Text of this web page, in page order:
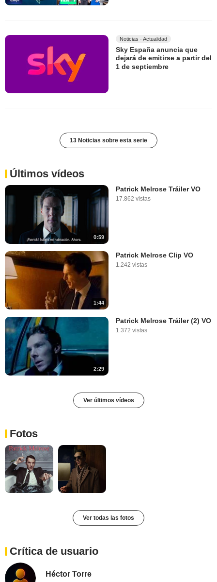
Noticias - Actualidad
Sky España anuncia que
dejará de emitirse a partir del
1 de septiembre
13 Noticias sobre esta serie
Últimos vídeos
0:59
Patrick Melrose Tráiler VO
17.862 vistas
1:44
Patrick Melrose Clip VO
1.242 vistas
2:29
Patrick Melrose Tráiler (2) VO
1.372 vistas
Ver últimos vídeos
Fotos
Ver todas las fotos
Crítica de usuario
Héctor Torre